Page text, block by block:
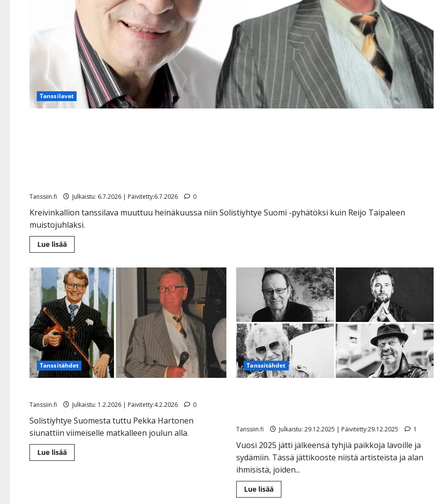
Tanssilavat
Tanssiin.fi Julkaistu: 6.7.2026 | Päivitetty:6.7.2026 0
Kreivinkallion tanssilava muuttuu heinäkuussa niin Solistiyhtye Suomi -pyhätöksi kuin Reijo Taipaleen
muistojuhlaksi.
Lue lisääLue
lisää
Taipaleen
ja
Pekka
Hartosen
muistoksi
tanssitaan
–
Kreivinkalliolla
kunnioitetaan
suomalaisen
iskelmän
mestareita
Tanssitähdet
Tanssiin.fi Julkaistu: 1.2.2026 | Päivitetty:4.2.2026 0
Solistiyhtye Suomesta tuttu Pekka Hartonen
siunattiin viimeiselle matkalleen joulun alla.
Lue lisääLue
lisää
Tanssitähdet
Tanssiin.fi Julkaistu: 29.12.2025 | Päivitetty:29.12.2025 1
Vuosi 2025 jätti jälkeensä tyhjiä paikkoja lavoille ja
sydämiin. Tässä jättikooste niistä artisteista ja alan
ihmisistä, joiden...
Lue lisääLue
lisää